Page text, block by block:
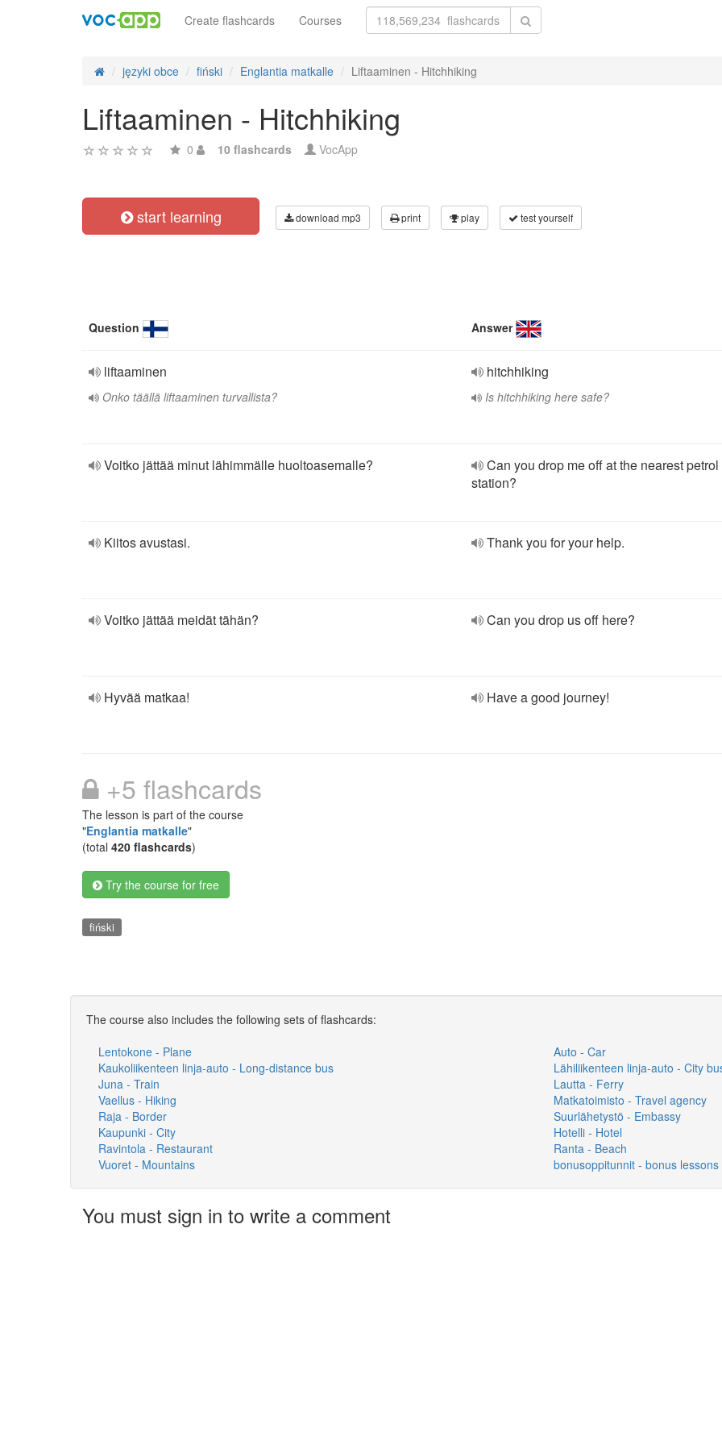
Create flashcards Courses
języki obce fiński Englantia matkalle Liftaaminen - Hitchhiking
Liftaaminen - Hitchhiking
0 10 flashcards VocApp
start learning download mp3 print play test yourself
Question Answer
liftaaminen
Onko täällä liftaaminen turvallista?
hitchhiking
Is hitchhiking here safe?
Voitko jättää minut lähimmälle huoltoasemalle?
Can you drop me off at the nearest petrol
station?
Kiitos avustasi. Thank you for your help.
Voitko jättää meidät tähän? Can you drop us off here?
Hyvää matkaa! Have a good journey!
+5 flashcards
The lesson is part of the course
"Englantia matkalle"
(total 420 flashcards)
Try the course for free
fiński
The course also includes the following sets of flashcards:
Lentokone - Plane
Auto - Car
Kaukoliikenteen linja-auto - Long-distance bus
Lähiliikenteen linja-auto - City
Juna - Train
Lautta - Ferry
Vaellus - Hiking
Matkatoimisto - Travel agency
Raja - Border
Suurlähetystö - Embassy
Kaupunki - City
Hotelli - Hotel
Ravintola - Restaurant
Ranta - Beach
Vuoret - Mountains
bonusoppitunnit - bonus lessons
You must sign in to write a comment